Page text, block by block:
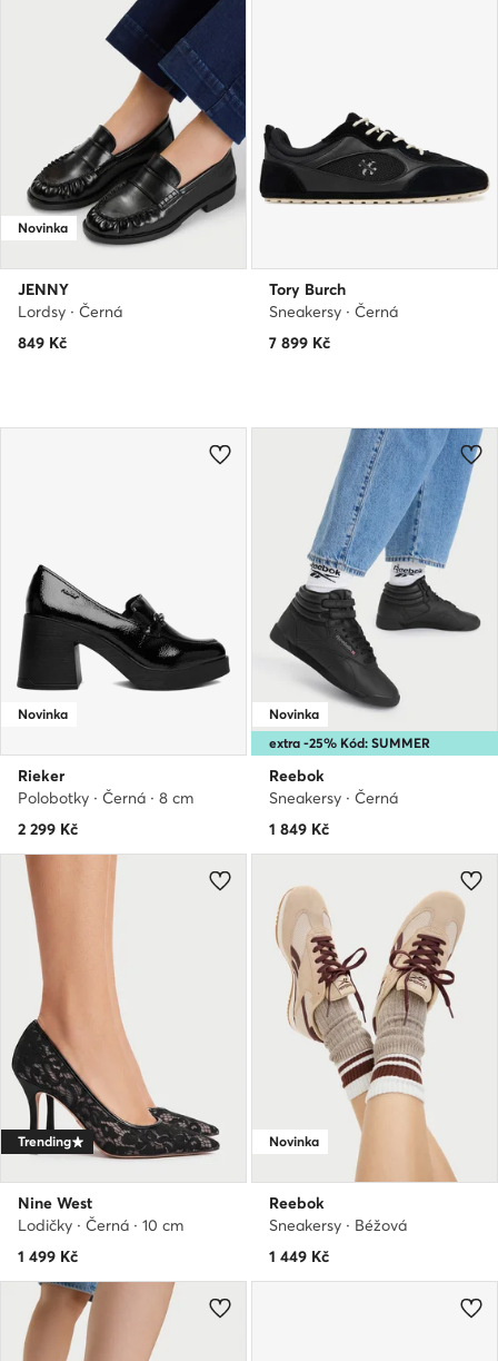
Novinka
JENNY
Lordsy · Černá
849 Kč
Tory Burch
Sneakersy · Černá
7 899 Kč
Novinka
Rieker
Polobotky · Černá · 8 cm
2 299 Kč
extra -25% Kód: SUMMER
Novinka
Reebok
Sneakersy · Černá
1 849 Kč
Trending
Nine West
Lodičky · Černá · 10 cm
1 499 Kč
Novinka
Reebok
Sneakersy · Béžová
1 449 Kč